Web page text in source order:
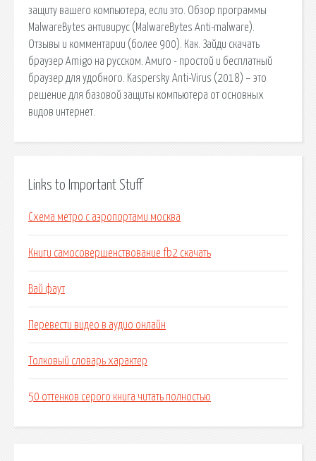
защиту вашего компьютера, если это. Обзор программы
MalwareBytes антивирус (MalwareBytes Anti-malware).
Отзывы и комментарии (более 900). Как. Зайди скачать
браузер Amigo на русском. Амиго - простой и бесплатный
браузер для удобного. Kaspersky Anti-Virus (2018) – это
решение для базовой защиты компьютера от основных
видов интернет.
Links to Important Stuff
Схема метро с аэропортами москва
Книги самосовершенствование fb2 скачать
Вай фаут
Перевести видео в аудио онлайн
Толковый словарь характер
50 оттенков серого книга читать полностью